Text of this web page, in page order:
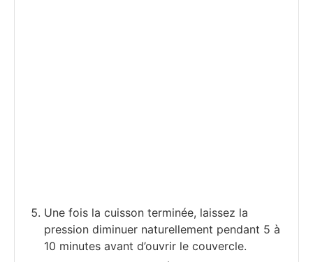
Une fois la cuisson terminée, laissez la
pression diminuer naturellement pendant 5 à
10 minutes avant d’ouvrir le couvercle.